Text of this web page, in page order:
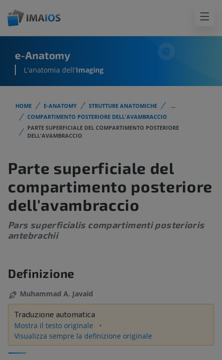
e-Anatomy
L'anatomia dell'Imaging
HOME E-ANATOMY STRUTTURE ANATOMICHE
...
COMPARTIMENTO POSTERIORE DELL'AVAMBRACCIO
PARTE SUPERFICIALE DEL COMPARTIMENTO POSTERIORE
DELL'AVAMBRACCIO
Parte superficiale del
compartimento posteriore
dell'avambraccio
Pars superficialis compartimenti posterioris
antebrachii
Definizione
Muhammad A. Javaid
Traduzione automatica
Mostra il testo originale
Visualizza sempre la definizione originale